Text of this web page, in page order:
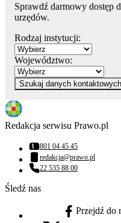
Sprawdź darmowy dostęp
urzędów.
Rodzaj instytucji:
Województwo:
Szukaj danych kontaktowych
Redakcja serwisu Prawo.pl
Numer telefonu:
801 04 45 45
Adres email:
redakcja@prawo.pl
Numer telefonu:
22 535 88 00
Śledź nas
facebook - otwiera
Przejdź do